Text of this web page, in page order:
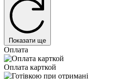
Показати ще
Оплата
Оплата карткой